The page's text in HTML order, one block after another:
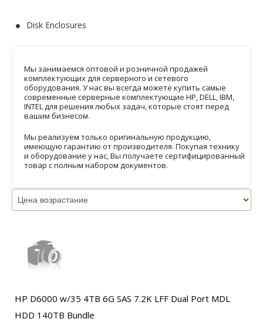
Disk Enclosures
Мы занимаемся оптовой и розничной продажей
комплектующих для серверного и сетевого
оборудования. У нас вы всегда можете купить самые
современные серверные комплектующие HP, DELL, IBM,
INTEL для решения любых задач, которые стоят перед
вашим бизнесом.
Мы реализуем только оригинальную продукцию,
имеющую гарантию от производителя. Покупая технику
и оборудование у нас, Вы получаете сертифицированный
товар с полным набором документов.
HP D6000 w/35 4TB 6G SAS 7.2K LFF Dual Port MDL
HDD 140TB Bundle